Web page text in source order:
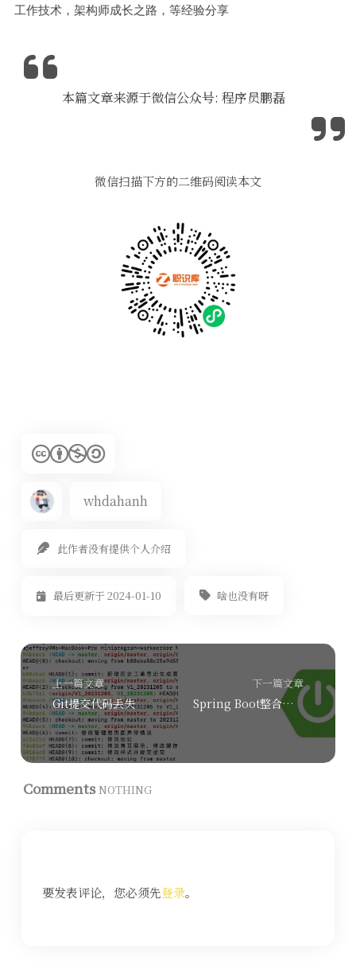
工作技术，架构师成长之路，等经验分享
本篇文章来源于微信公众号: 程序员鹏磊
微信扫描下方的二维码阅读本文
whdahanh
此作者没有提供个人介绍
最后更新于 2024-01-10 啥也没有呀
上一篇文章
Git提交代码丢失
下一篇文章
Spring Boot整合MyBatis Plus连接数据库
Comments NOTHING
要发表评论，您必须先登录。